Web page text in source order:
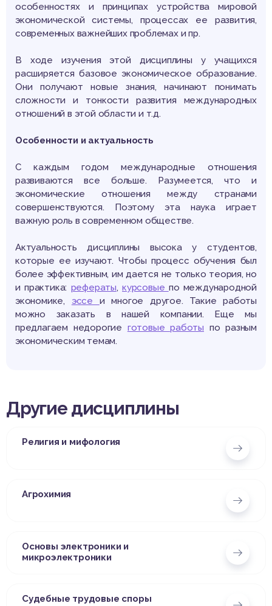
особенностях и принципах устройства мировой
экономической системы, процессах ее развития,
современных важнейших проблемах и пр.
В ходе изучения этой дисциплины у учащихся
расширяется базовое экономическое образование.
Они получают новые знания, начинают понимать
сложности и тонкости развития международных
отношений в этой области и т.д.
Особенности и актуальность
С каждым годом международные отношения
развиваются все больше. Разумеется, что и
экономические отношения между странами
совершенствуются. Поэтому эта наука играет
важную роль в современном обществе.
Актуальность дисциплины высока у студентов,
которые ее изучают. Чтобы процесс обучения был
более эффективным, им дается не только теория, но
и практика: рефераты,курсовые по международной
экономике, эссе и многое другое. Такие работы
можно заказать в нашей компании. Еще мы
предлагаем недорогие готовые работы по разным
экономическим темам.
Другие дисциплины
Религия и мифология
Агрохимия
Основы электроники и
микроэлектроники
Судебные трудовые споры